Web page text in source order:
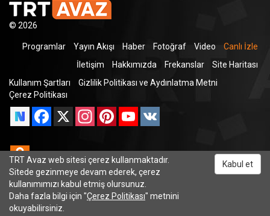
© 2026
Programlar Yayın Akışı Haber Fotoğraf Video
Canlı İzle
İletişim
Hakkımızda Frekanslar
Site Haritası
Kullanım Şartları
Gizlilik Politikası ve Aydınlatma Metni
Çerez Politikası
Facebook
X InstagramPinterestYouTube
Odnoklassniki
TRT Avaz web sitesi çerez kullanmaktadır.
Sitede gezinmeye devam ederek, çerez
kullanımımızı kabul etmiş olursunuz.
Daha fazla bilgi için "Çerez Politikası" metnini
okuyabilirsiniz.
Kabul et